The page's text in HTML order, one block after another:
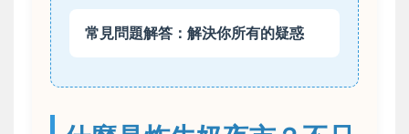
常見問題解答：解決你所有的疑惑